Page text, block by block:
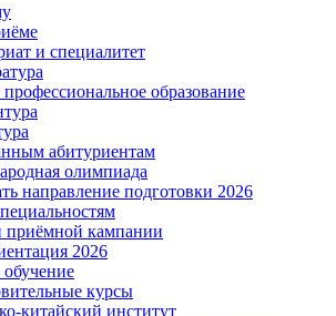
и специалитет
образование
абитуриентам
олимпиада
направление подготовки 2026
приёмной кампании
2026
курсы
китайский институт